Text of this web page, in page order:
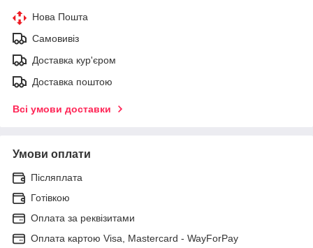
Нова Пошта
Самовивіз
Доставка кур'єром
Доставка поштою
Всі умови доставки
Умови оплати
Післяплата
Готівкою
Оплата за реквізитами
Оплата картою Visa, Mastercard - WayForPay